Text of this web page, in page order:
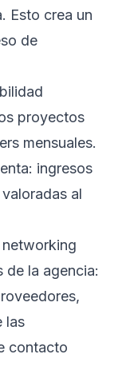
Esto crea un
de
proyectos
mensuales.
ingresos
al
la agencia:
las
contacto